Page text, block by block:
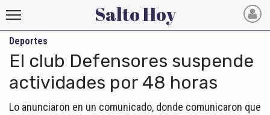
Salto
Hoy
INICIO
Salto Hoy
Deportes
El club Defensores suspende
actividades por 48 horas
Lo anunciaron en un comunicado, donde comunicaron que